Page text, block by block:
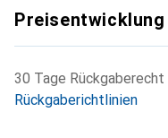
Preisentwicklung
30 Tage Rückgaberecht
Rückgaberichtlinien